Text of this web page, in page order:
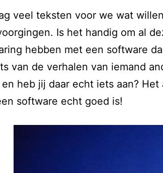
veel teksten voor we wat
Is het handig om al
hebben met een software
van de verhalen van iemand
heb jij daar echt iets aan?
software echt goed is!